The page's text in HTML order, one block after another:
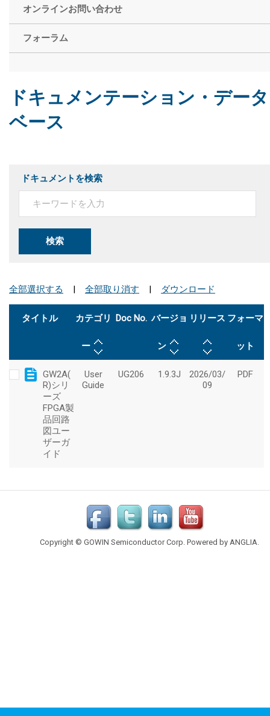
オンラインお問い合わせ
フォーラム
ドキュメンテーション・データ
ベース
ドキュメントを検索
検索
Copyright © GOWIN Semiconductor Corp. Powered by ANGLIA.